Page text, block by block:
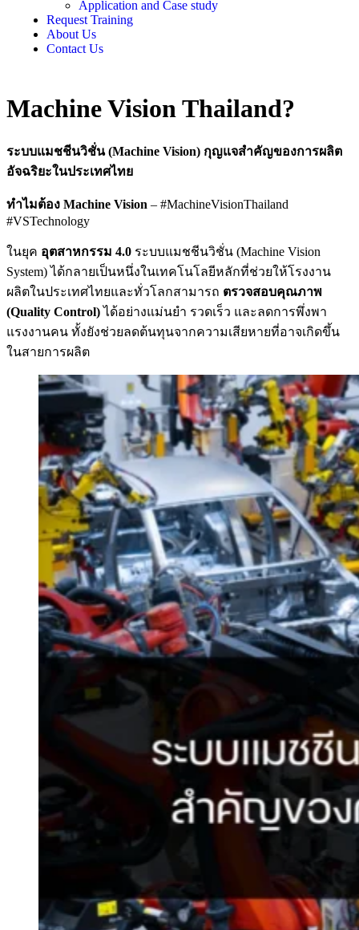
Application and Case study
Request Training
About Us
Contact Us
Machine Vision Thailand?
ระบบแมชชีนวิชั่น (Machine Vision) กุญแจสำคัญของการผลิต
อัจฉริยะในประเทศไทย
ทำไมต้อง Machine Vision – #MachineVisionThailand
#VSTechnology
ในยุค อุตสาหกรรม 4.0 ระบบแมชชีนวิชั่น (Machine Vision
System) ได้กลายเป็นหนึ่งในเทคโนโลยีหลักที่ช่วยให้โรงงาน
ผลิตในประเทศไทยและทั่วโลกสามารถ ตรวจสอบคุณภาพ
(Quality Control)ได้อย่างแม่นยำ รวดเร็ว และลดการพึ่งพา
แรงงานคน ทั้งยังช่วยลดต้นทุนจากความเสียหายที่อาจเกิดขึ้น
ในสายการผลิต